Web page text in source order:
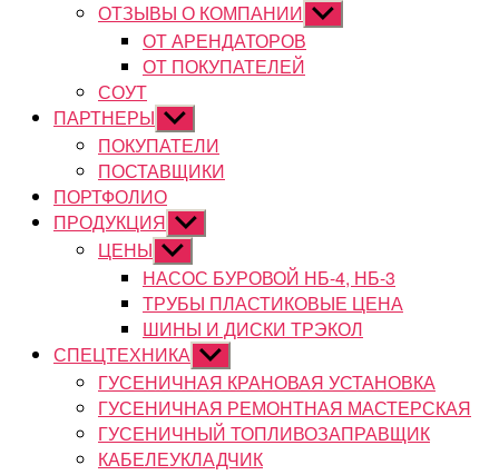
ОТЗЫВЫ О КОМПАНИИ Показывать
подменю
ОТ АРЕНДАТОРОВ
ОТ ПОКУПАТЕЛЕЙ
СОУТ
ПАРТНЕРЫ Показывать
подменю
ПОКУПАТЕЛИ
ПОСТАВЩИКИ
ПОРТФОЛИО
ПРОДУКЦИЯ Показывать
подменю
ЦЕНЫ Показывать
подменю
НАСОС БУРОВОЙ НБ-4, НБ-3
ТРУБЫ ПЛАСТИКОВЫЕ ЦЕНА
ШИНЫ И ДИСКИ ТРЭКОЛ
СПЕЦТЕХНИКА Показывать
подменю
ГУСЕНИЧНАЯ КРАНОВАЯ УСТАНОВКА
ГУСЕНИЧНАЯ РЕМОНТНАЯ МАСТЕРСКАЯ
ГУСЕНИЧНЫЙ ТОПЛИВОЗАПРАВЩИК
КАБЕЛЕУКЛАДЧИК